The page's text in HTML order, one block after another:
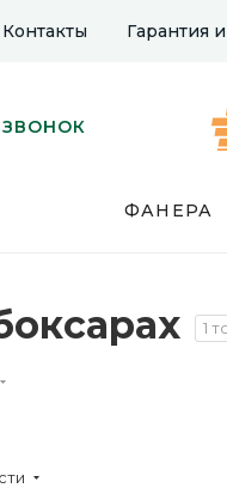
Контакты Гарантия
ФАНЕРА
1